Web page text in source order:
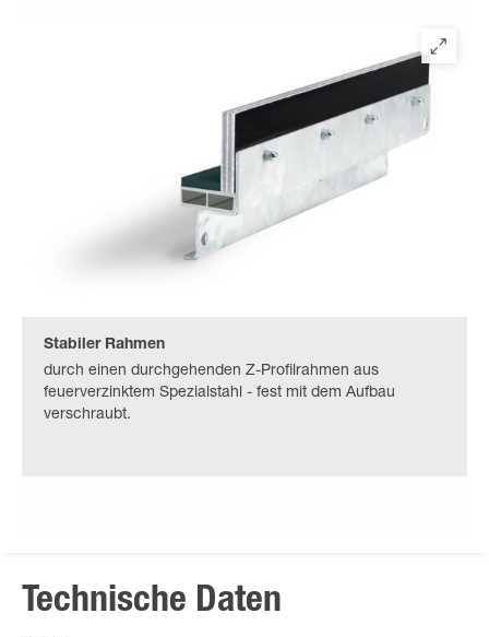
Stabiler Rahmen
durch einen durchgehenden Z-Profilrahmen aus
feuerverzinktem Spezialstahl - fest mit dem Aufbau
verschraubt.
Technische Daten